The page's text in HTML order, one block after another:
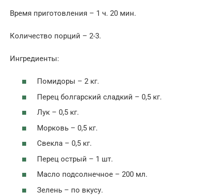
Время приготовления – 1 ч. 20 мин.
Количество порций – 2-3.
Ингредиенты:
Помидоры – 2 кг.
Перец болгарский сладкий – 0,5 кг.
Лук – 0,5 кг.
Морковь – 0,5 кг.
Свекла – 0,5 кг.
Перец острый – 1 шт.
Масло подсолнечное – 200 мл.
Зелень – по вкусу.